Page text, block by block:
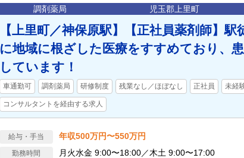
調剤薬局 児玉郡上里町
【上里町／神保原駅】【正社員薬剤師】
に地域に根ざした医療をすすめており、
しています！
車通勤可 調剤薬局 研修制度 残業なし／ほぼなし 正社員 未経
コンサルタントを経由する求人
給与・手当 年収500万円〜550万円
勤務時間 月火水金 9:00〜18:00／木土 9:00〜17:00